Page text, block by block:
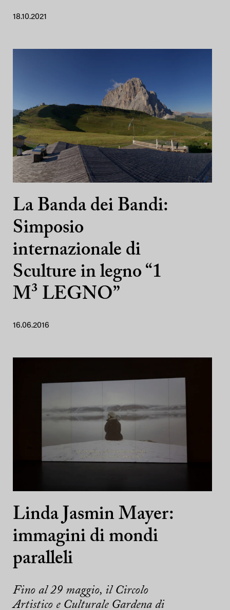
18.10.2021
La Banda dei Bandi:
Simposio
internazionale di
Sculture in legno “1
M³ LEGNO”
16.06.2016
Linda Jasmin Mayer:
immagini di mondi
paralleli
Fino al 29 maggio, il Circolo
Artistico e Culturale Gardena di